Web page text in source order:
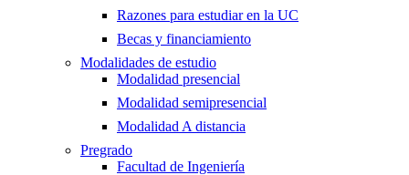
Razones para estudiar en la UC
Becas y financiamiento
Modalidades de estudio
Modalidad presencial
Modalidad semipresencial
Modalidad A distancia
Pregrado
Facultad de Ingeniería